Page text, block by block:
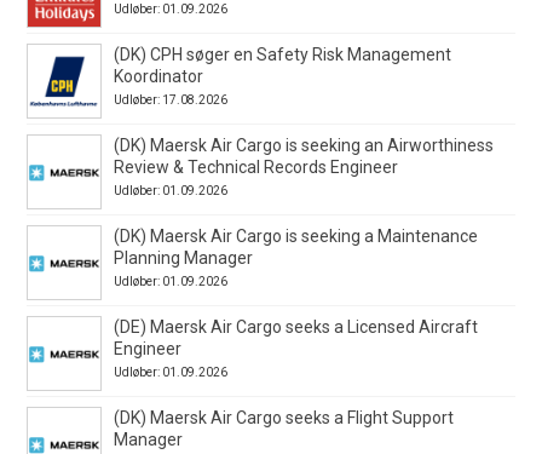
Udløber: 01.09.2026
(DK) CPH søger en Safety Risk Management
Koordinator
Udløber: 17.08.2026
(DK) Maersk Air Cargo is seeking an Airworthiness
Review & Technical Records Engineer
Udløber: 01.09.2026
(DK) Maersk Air Cargo is seeking a Maintenance
Planning Manager
Udløber: 01.09.2026
(DE) Maersk Air Cargo seeks a Licensed Aircraft
Engineer
Udløber: 01.09.2026
(DK) Maersk Air Cargo seeks a Flight Support
Manager